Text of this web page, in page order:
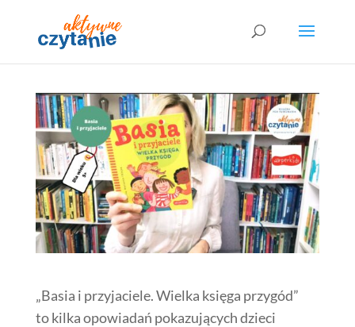
„Basia i przyjaciele. Wielka księga przygód”
to kilka opowiadań pokazujących dzieci